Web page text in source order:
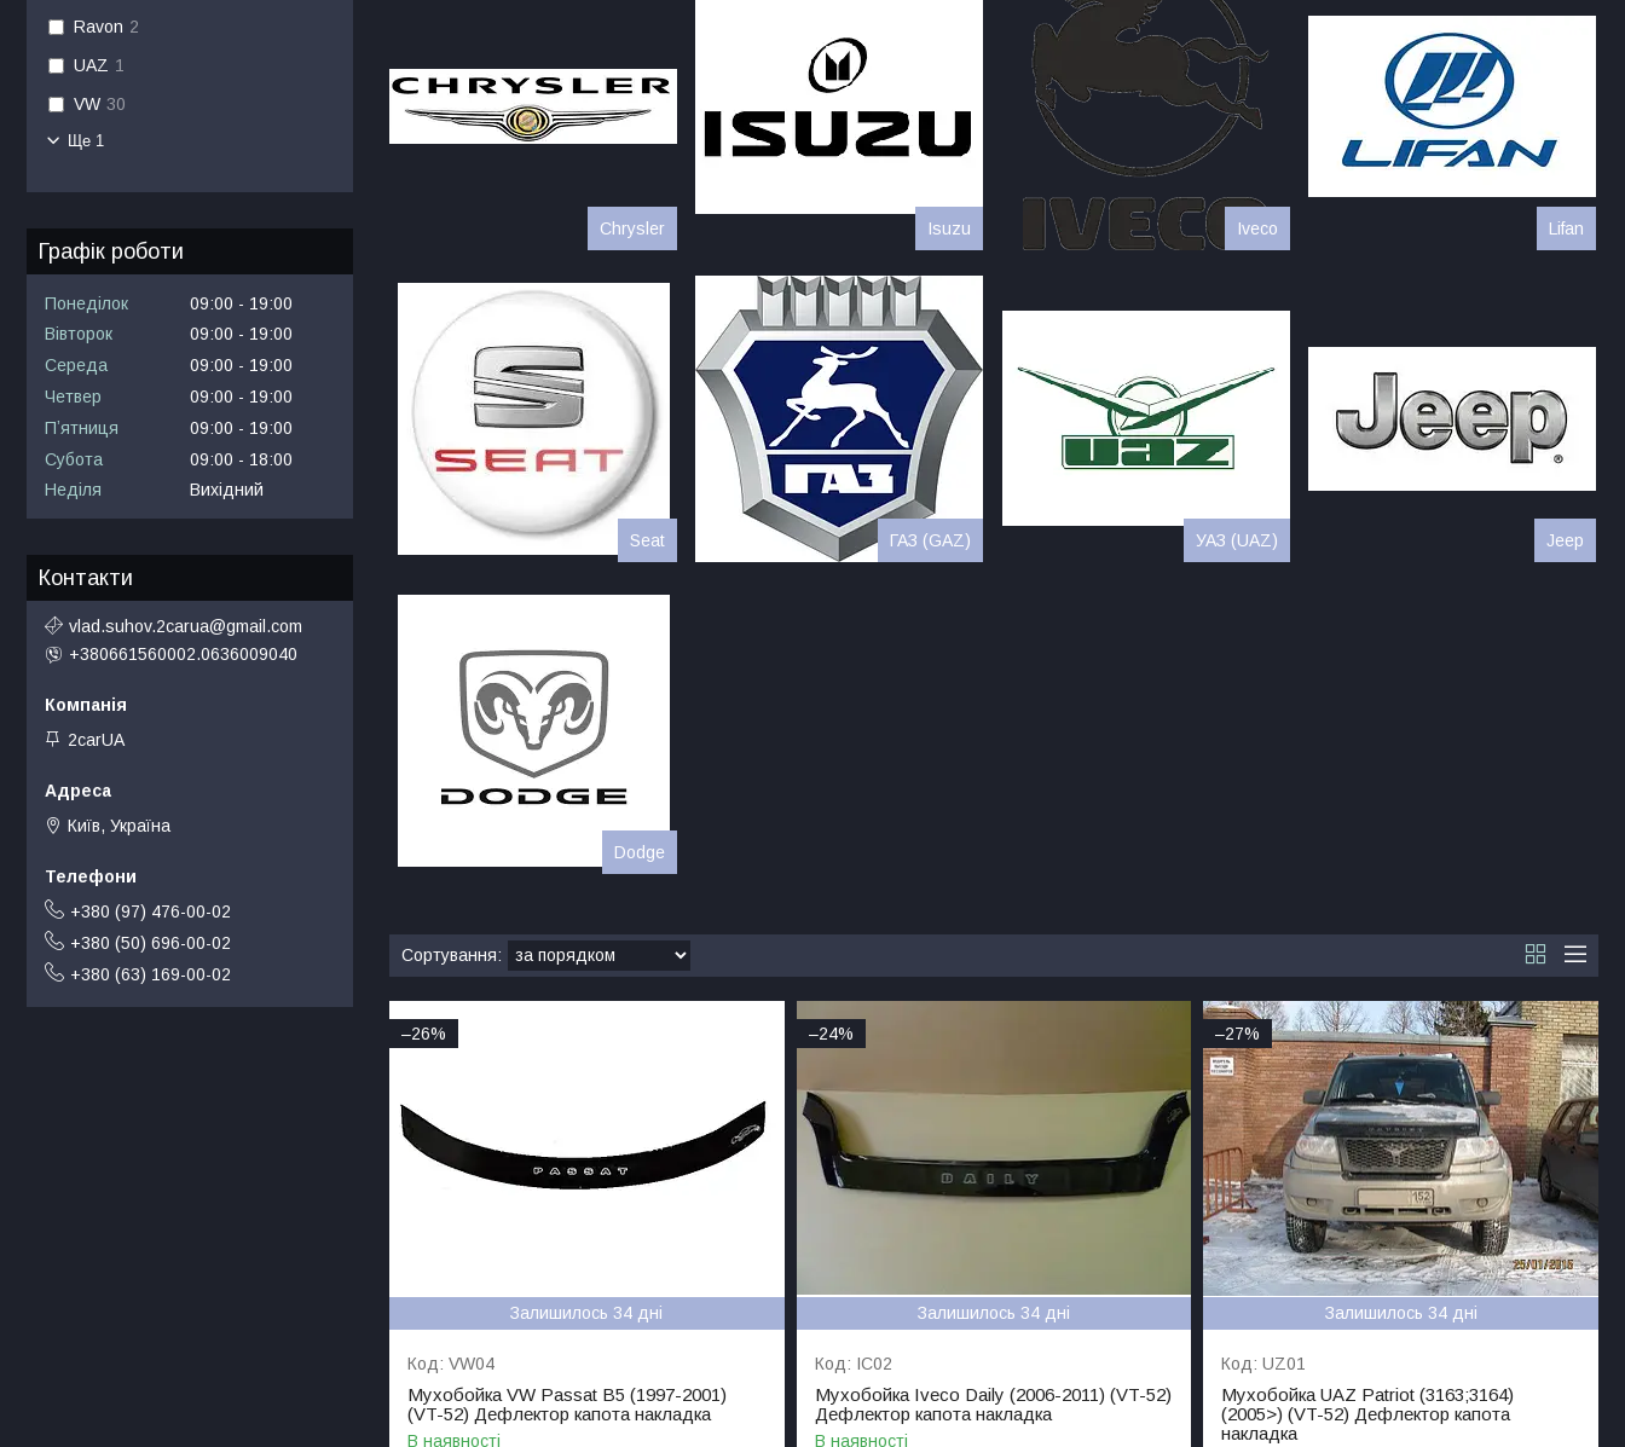
Chrysler Isuzu Iveco Lifan
Seat ГАЗ (GAZ) УАЗ (UAZ) Jeep
Dodge
–26%
Залишилось 34 дні
VW04
Мухобойка VW Passat B5 (1997-2001)
(VT-52) Дефлектор капота накладка
В наявності
–24%
Залишилось 34 дні
IC02
Мухобойка Iveco Daily (2006-2011) (VT-52)
Дефлектор капота накладка
В наявності
–27%
Залишилось 34 дні
UZ01
Мухобойка UAZ Patriot (3163;3164)
(2005>) (VT-52) Дефлектор капота
накладка
Ravon 2
UAZ 1
VW 30
Ще 1
Графік роботи
Понеділок 09:00
19:00
Вівторок
09:00
19:00
Середа
09:00
19:00
Четвер
09:00
19:00
Пʼятниця
09:00
19:00
Субота
09:00
18:00
Неділя
Вихідний
Контакти
vlad.suhov.2carua@gmail.com
+380661560002.0636009040
2carUA
Київ, Україна
+380 (97) 476-00-02
+380 (50) 696-00-02
+380 (63) 169-00-02